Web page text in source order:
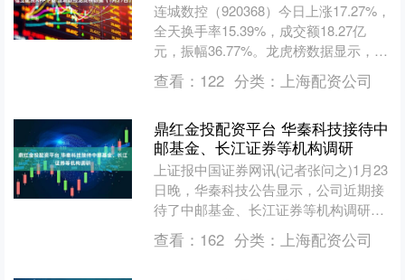
连城数控（920368）今日上涨17.27%，
全天换手率15.39%，成交额18.27亿
元，振幅36.77%。龙虎榜数据显示，机
构净卖出3381.90万元，营业....
查看： 122 分类： 上海配资公司
鼎红金投配资平台 华秦科技接待中
邮基金、长江证券等机构调研
上证报中国证券网讯(记者张问之)1月23
日晚，华秦科技公告显示，公司近期接
待了中邮基金、长江证券等机构调研，
并就公司业务最新进展及2026年经营展
望等与机构投资....
查看： 162 分类： 上海配资公司